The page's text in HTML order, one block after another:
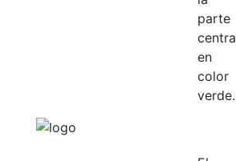
parte
en
color
verde.